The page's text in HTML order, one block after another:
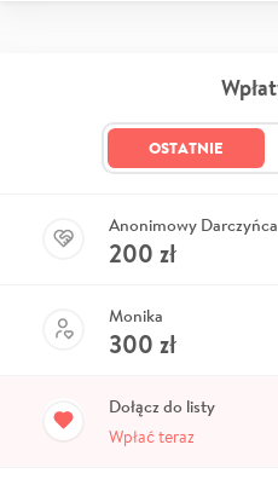
OSTATNIE
Anonimowy Darczyńca
200 zł
Monika
300 zł
Dołącz do listy
Wpłać teraz